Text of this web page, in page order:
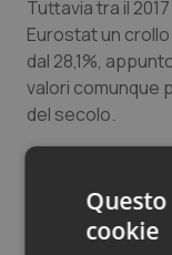
Tumore
Tumori del
Tumori
Ulcera &
Vaccini
Tuttavia tra il
Eurostat un
dal 28,1%,
valori comunque
del secolo.
delle donne nei
periodo 2003 –
cookie